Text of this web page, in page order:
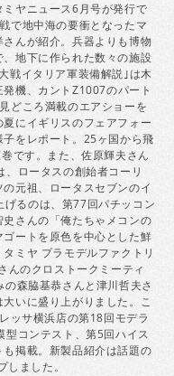
ヤニュース6月号が発行で
で地中海の要衝となったマ
んが紹介。兵器よりも博物
地下に作られた数々の施設
戦イタリア軍装備解説｣は木
機、カントZ1007のパート
どころ満載のエアショーを
にイギリスのフェアフォー
をレポート。25ヶ国から飛
です。また、佐原輝夫さん
ロータスの創始者コーリ
元祖、ロータスセブンのイ
げるのは、第77回パチッコン
さんの「俺たちゃメコンの
ートを原色を中心とした鮮
ミヤ プラモデルファクトリ
んのクロストークミーティ
森脇基恭さんと津川哲夫さ
いに盛り上がりました。こ
ッサ横浜店の第18回モデラ
コンテスト、第5回ハイス
掲載。新製品紹介は話題の
ました。